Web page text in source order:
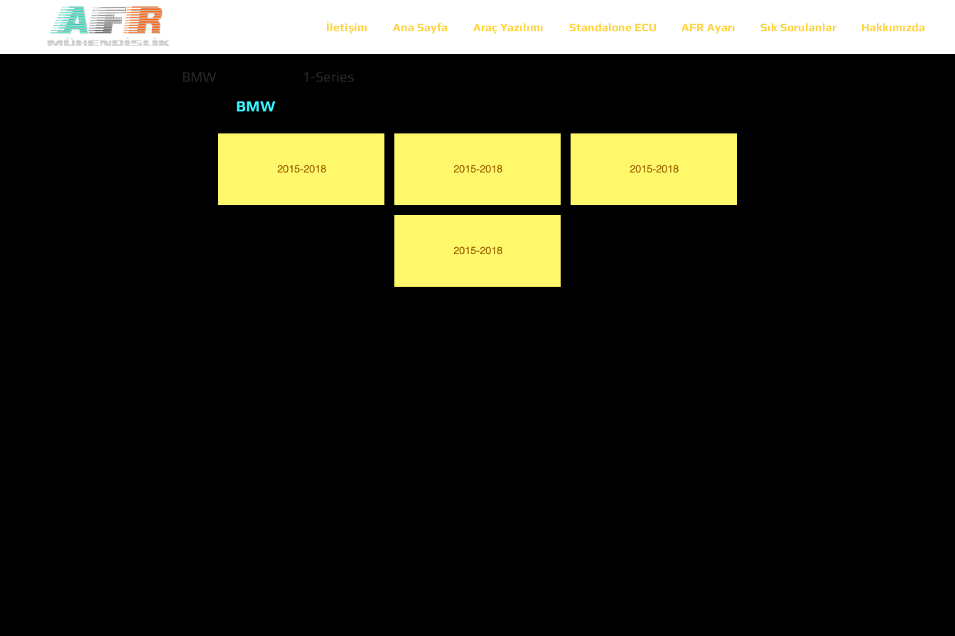
İletişim Ana Sayfa Araç Yazılımı Standalone ECU AFR Ayarı Sık Sorulanlar Hakkımızda
BMW 1-Series
BMW
2015-2018 2015-2018 2015-2018
2015-2018